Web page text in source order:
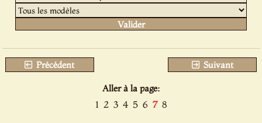
Précédent Suivant
Aller à la page:
1 2 3 4 5 6 7 8